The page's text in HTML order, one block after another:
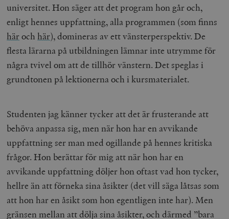
universitet. Hon säger att det program hon går och,
enligt hennes uppfattning, alla programmen (som finns
härochhär), domineras av ett vänsterperspektiv. De
flesta lärarna på utbildningen lämnar inte utrymme för
några tvivel om att de tillhör vänstern. Det speglas i
grundtonen på lektionerna och i kursmaterialet.
Studenten jag känner tycker att det är frusterande att
behöva anpassa sig, men när hon har en avvikande
uppfattning ser man med ogillande på hennes kritiska
frågor. Hon berättar för mig att när hon har en
avvikande uppfattning döljer hon oftast vad hon tycker,
hellre än att förneka sina åsikter (det vill säga låtsas som
att hon har en åsikt som hon egentligen inte har). Men
gränsen mellan att dölja sina åsikter, och därmed ”bara